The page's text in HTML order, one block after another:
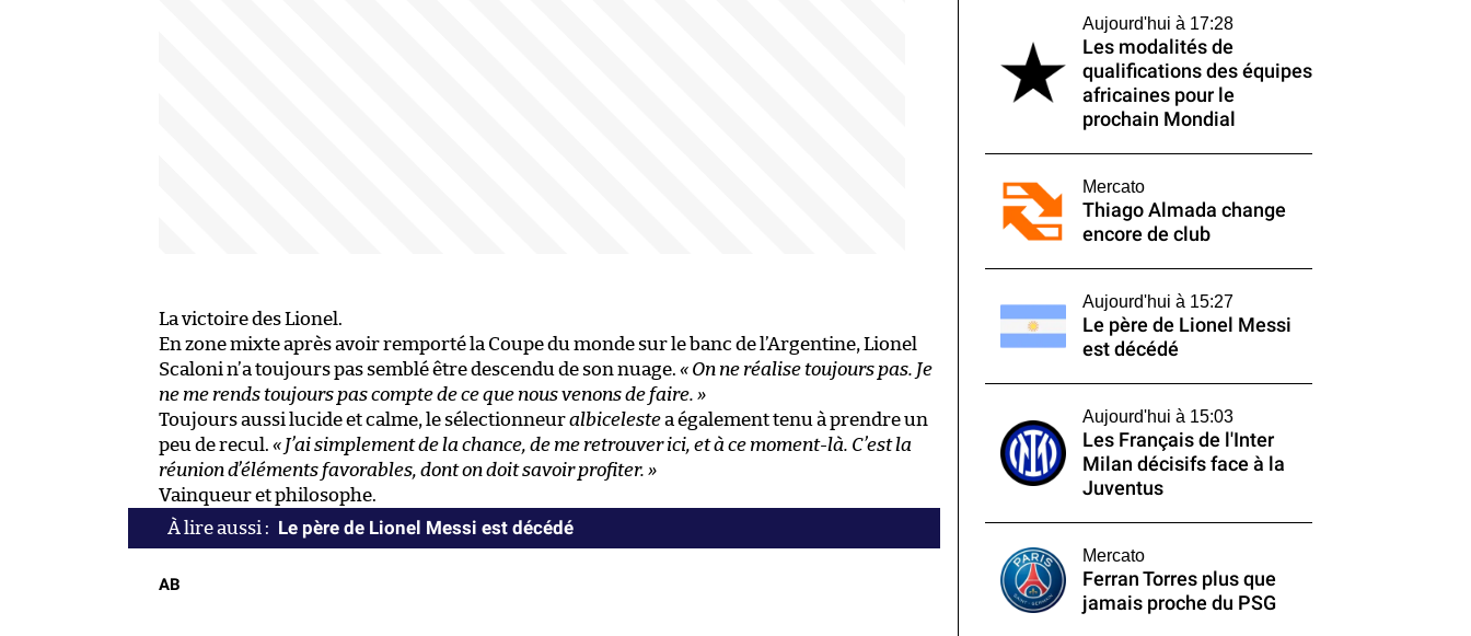
La victoire des Lionel.
En zone mixte après avoir remporté la Coupe du monde sur le banc de l’Argentine, Lionel
Scaloni n’a toujours pas semblé être descendu de son nuage. « On ne réalise toujours pas. Je
ne me rends toujours pas compte de ce que nous venons de faire. »
Toujours aussi lucide et calme, le sélectionneuralbicelestea également tenu à prendre un
peu de recul. « J’ai simplement de la chance, de me retrouver ici, et à ce moment-là. C’est la
réunion d’éléments favorables, dont on doit savoir profiter. »
Vainqueur et philosophe.
Le père de Lionel Messi est décédé
AB
Aujourd'hui à 17:28
Les modalités de
qualifications des équipes
africaines pour le
prochain Mondial
Mercato
Thiago Almada change
encore de club
Aujourd'hui à 15:27
Le père de Lionel Messi
est décédé
Aujourd'hui à 15:03
Les Français de l'Inter
Milan décisifs face à la
Juventus
Mercato
Ferran Torres plus que
jamais proche du PSG